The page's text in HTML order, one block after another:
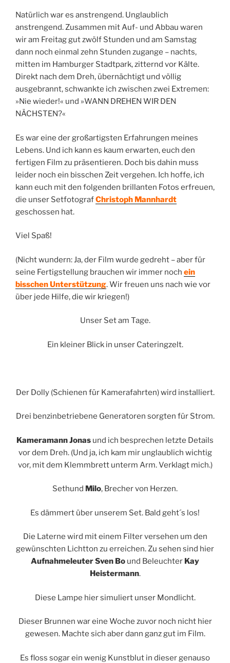
Natürlich war es anstrengend. Unglaublich
anstrengend. Zusammen mit Auf- und Abbau waren
wir am Freitag gut zwölf Stunden und am Samstag
dann noch einmal zehn Stunden zugange – nachts,
mitten im Hamburger Stadtpark, zitternd vor Kälte.
Direkt nach dem Dreh, übernächtigt und völlig
ausgebrannt, schwankte ich zwischen zwei Extremen:
»Nie wieder!« und »WANN DREHEN WIR DEN
NÄCHSTEN?«
Es war eine der großartigsten Erfahrungen meines
Lebens. Und ich kann es kaum erwarten, euch den
fertigen Film zu präsentieren. Doch bis dahin muss
leider noch ein bisschen Zeit vergehen. Ich hoffe, ich
kann euch mit den folgenden brillanten Fotos erfreuen,
die unser SetfotografChristoph Mannhardt
geschossen hat.
Viel Spaß!
(Nicht wundern: Ja, der Film wurde gedreht – aber für
seine Fertigstellung brauchen wir immer noch ein
bisschen Unterstützung. Wir freuen uns nach wie vor
über jede Hilfe, die wir kriegen!)
Unser Set am Tage.
Ein kleiner Blick in unser Cateringzelt.
Der Dolly (Schienen für Kamerafahrten) wird installiert.
Drei benzinbetriebene Generatoren sorgten für Strom.
Kameramann Jonas und ich besprechen letzte Details
vor dem Dreh. (Und ja, ich kam mir unglaublich wichtig
vor, mit dem Klemmbrett unterm Arm. Verklagt mich.)
Sethund Milo, Brecher von Herzen.
Es dämmert über unserem Set. Bald geht´s los!
Die Laterne wird mit einem Filter versehen um den
gewünschten Lichtton zu erreichen. Zu sehen sind hier
Aufnahmeleuter Sven Bo und Beleuchter Kay
Heistermann.
Diese Lampe hier simuliert unser Mondlicht.
Dieser Brunnen war eine Woche zuvor noch nicht hier
gewesen. Machte sich aber dann ganz gut im Film.
Es floss sogar ein wenig Kunstblut in dieser genauso